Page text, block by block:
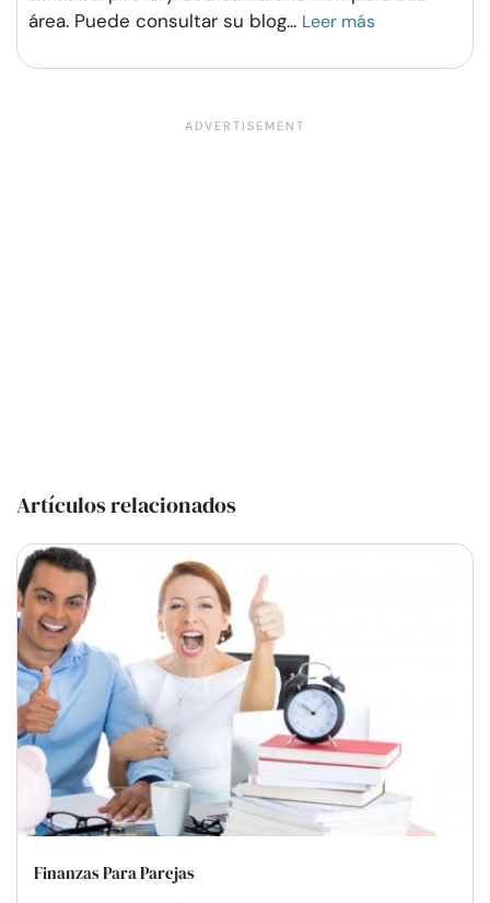
área. Puede consultar su blog... Leer más
Artículos relacionados
Finanzas Para Parejas